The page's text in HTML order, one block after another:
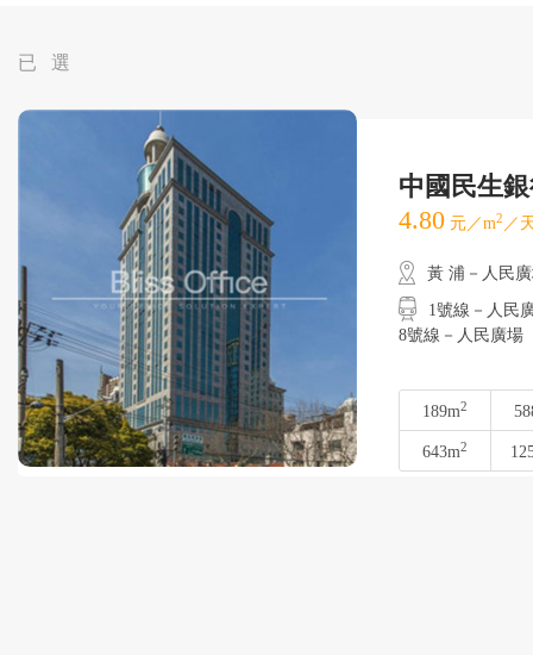
已 選
中國民生
4.80 元／m2 ／
黃 浦－人民
1號線－人民廣
8號線－人民廣場
189m2
643m2